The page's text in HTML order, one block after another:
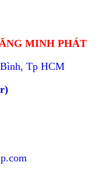
MINH PHÁT
Tp HCM